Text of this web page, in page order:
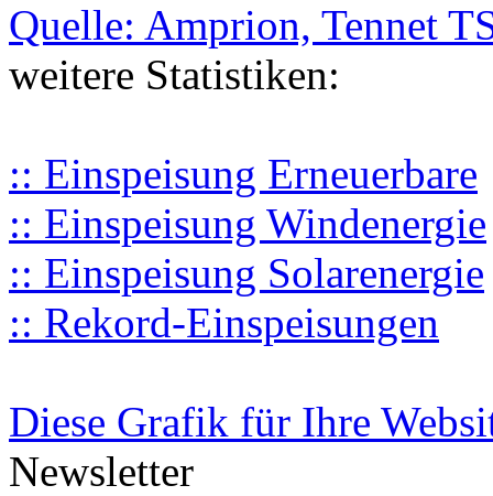
Quelle: Amprion, Tennet
weitere Statistiken:
:: Einspeisung Erneuerbare
:: Einspeisung Windenergie
:: Einspeisung Solarenergie
:: Rekord-Einspeisungen
Diese Grafik für Ihre
Newsletter